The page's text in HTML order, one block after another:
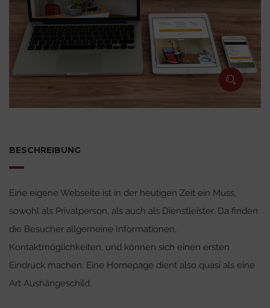
BESCHREIBUNG
Eine eigene Webseite ist in der heutigen Zeit ein Muss,
sowohl als Privatperson, als auch als Dienstleister. Da finden
die Besucher allgemeine Informationen,
Kontaktmöglichkeiten, und können sich einen ersten
Eindruck machen. Eine Homepage dient also quasi als eine
Art Aushängeschild.